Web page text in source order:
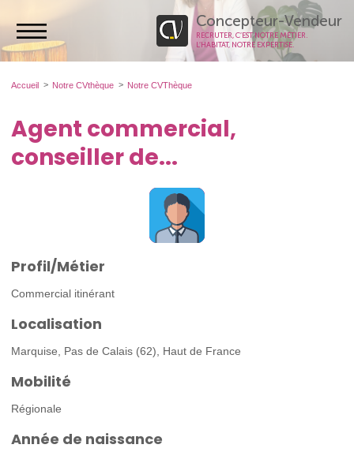
Concepteur-Vendeur
RECRUTER, C’EST NOTRE MÉTIER.
L’HABITAT, NOTRE EXPERTISE.
Accueil Notre CVthèque Notre CVThèque
Agent commercial,
conseiller de...
Profil/Métier
Commercial itinérant
Localisation
Marquise, Pas de Calais (62), Haut de France
Mobilité
Régionale
Année de naissance